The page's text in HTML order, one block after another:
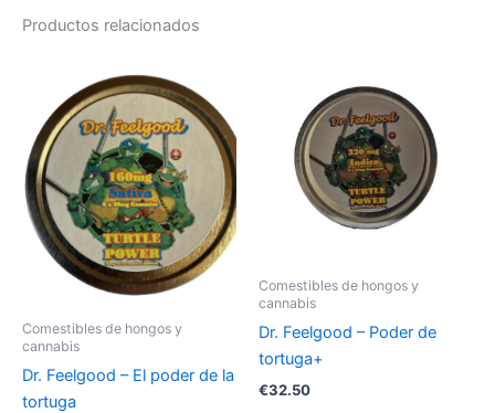
Productos relacionados
Comestibles de hongos y
cannabis
Dr. Feelgood – El poder de la
tortuga
Comestibles de hongos y
cannabis
Dr. Feelgood – Poder de
tortuga+
€32.50